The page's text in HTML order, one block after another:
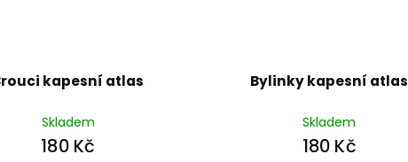
kapesní atlas
Skladem
180 Kč
Bylinky kapesní atlas
Skladem
180 Kč